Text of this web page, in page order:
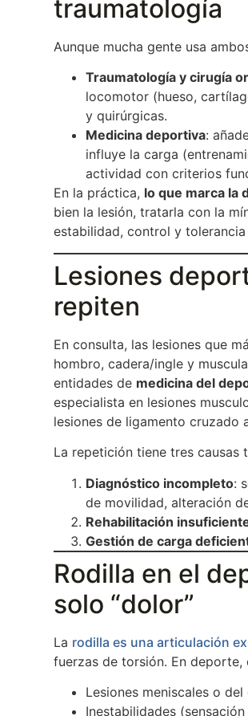
traumatología
Aunque mucha gente usa
Traumatología y cirugía
locomotor (hueso,
y quirúrgicas.
Medicina deportiva:
influye la carga
actividad con criterios
En la práctica, lo que marca la
bien la lesión, tratarla con la
estabilidad, control y
Lesiones
repiten
En consulta, las lesiones que
hombro, cadera/ingle y
entidades de medicina del
especialista en lesiones
lesiones de ligamento cruzado
La repetición tiene tres causas
Diagnóstico incompleto:
de movilidad, alteración
Rehabilitación
Gestión de carga
Rodilla en el
solo “dolor”
La rodilla es una articulación
fuerzas de torsión. En deporte,
Lesiones meniscales o
Inestabilidades